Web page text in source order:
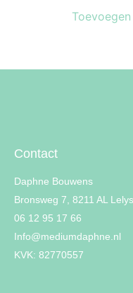
Contact
Daphne Bouwens
Bronsweg 7, 8211 AL
06 12 95 17 66
Info@mediumdaphne.nl
KVK: 82770557